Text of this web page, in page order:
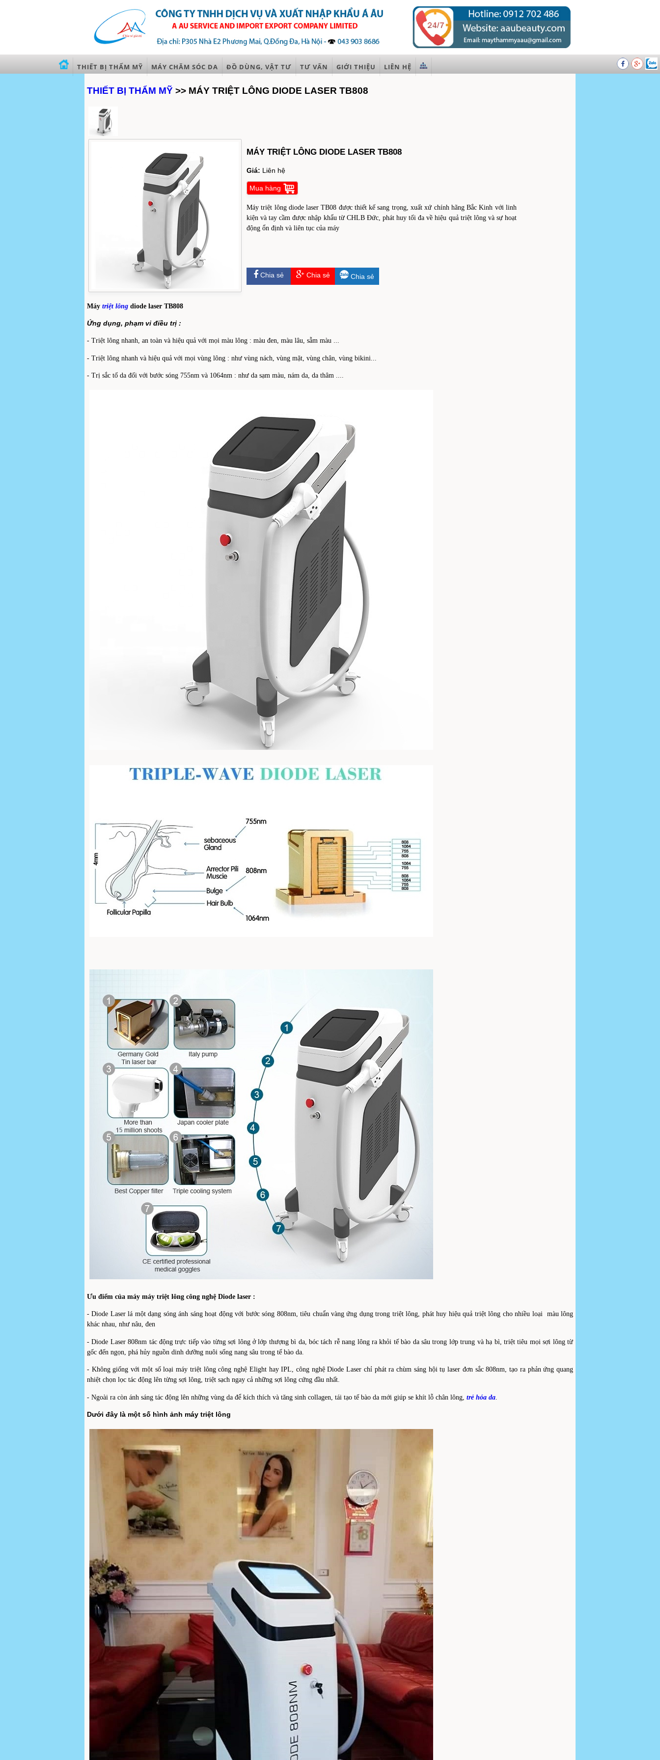
THIẾT BỊ THẨM MỸ MÁY CHĂM SÓC DA ĐỒ DÙNG, VẬT TƯ TƯ VẤN GIỚI THIỆU LIÊN HỆ
THIẾT BỊ THẨM MỸ >> MÁY TRIỆT LÔNG DIODE LASER TB808
MÁY TRIỆT LÔNG DIODE LASER TB808
Giá: Liên hệ
Mua hàng
Máy triệt lông diode laser TB08 được thiết kế sang trọng, xuất xứ chính hãng Bắc Kinh với linh
kiện và tay cầm được nhập khẩu từ CHLB Đức, phát huy tối đa về hiệu quả triệt lông và sự hoạt
động ổn định và liên tục của máy
Chia sẻ Chia sẻ Chia sẻ
Máy triệt lông diode laser TB808
Ứng dụng, phạm vi điều trị :
- Triệt lông nhanh, an toàn và hiệu quả với mọi màu lông : màu đen, màu lâu, sẫm màu ...
- Triệt lông nhanh và hiệu quả với mọi vùng lông : như vùng nách, vùng mặt, vùng chân, vùng bikini...
- Trị sắc tố da đối với bước sóng 755nm và 1064nm : như da sạm màu, nám da, da thâm ....
Ưu điểm của máy máy triệt lông công nghệ Diode laser :
- Diode Laser lá một dạng sóng ánh sáng hoạt động với bước sóng 808nm, tiêu chuẩn vàng ứng dụng trong triệt lông, phát huy hiệu quả triệt lông cho nhiều loại màu lông
khác nhau, như nâu, đen
- Diode Laser 808nm tác động trực tiếp vào từng sợi lông ở lớp thượng bì da, bóc tách rễ nang lông ra khỏi tế bào da sâu trong lớp trung và hạ bì, triệt tiêu mọi sợi lông từ
gốc đến ngọn, phá hủy nguồn dinh dưỡng nuôi sống nang sâu trong tế bào da.
- Không giống với một số loại máy triệt lông công nghệ Elight hay IPL, công nghệ Diode Laser chỉ phát ra chùm sáng hội tụ laser đơn sắc 808nm, tạo ra phản ứng quang
nhiệt chọn lọc tác động lên từng sợi lông, triệt sạch ngay cả những sợi lông cứng đầu nhất.
- Ngoài ra còn ánh sáng tác động lên những vùng da để kích thích và tăng sinh collagen, tái tạo tế bào da mới giúp se khít lỗ chân lông, trẻ hóa da
Dưới đây là một số hình ảnh máy triệt lông